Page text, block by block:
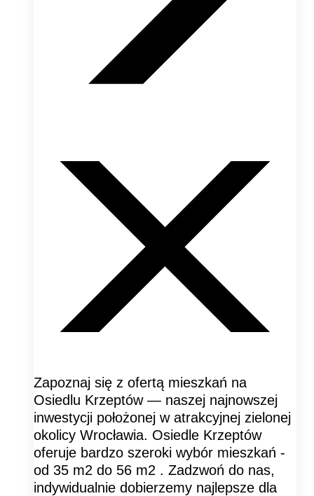
Zapoznaj się z ofertą mieszkań na
Osiedlu Krzeptów — naszej najnowszej
inwestycji położonej w atrakcyjnej zielonej
okolicy Wrocławia. Osiedle Krzeptów
oferuje bardzo szeroki wybór mieszkań -
od 35 m2 do 56 m2 . Zadzwoń do nas,
indywidualnie dobierzemy najlepsze dla